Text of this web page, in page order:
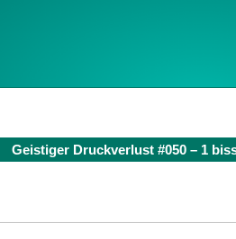
Geistiger Druckverlust #050 – 1